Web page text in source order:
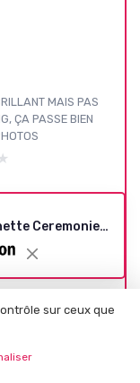
MAIS PAS
ÇA PASSE BIEN
QUI TIENNENT (AU
POUR UN
Sac Soiree Femme Élégant Pochette Ceremonie Mariage Clutch Bag avec Boucle Strass pour Fête Gala Banquet Or
sur ceux que